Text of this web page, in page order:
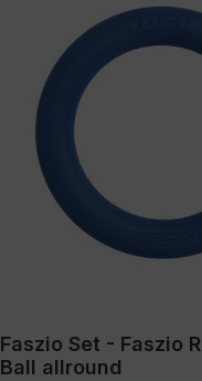
Faszio Set - Faszio
Ball allround